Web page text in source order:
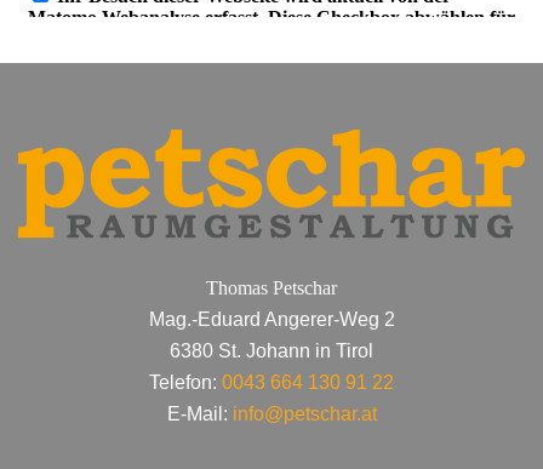
Thomas Petschar
Mag.-Eduard Angerer-Weg 2
6380 St. Johann in Tirol
Telefon: 0043 664 130 91 22
E-Mail: info@petschar.at